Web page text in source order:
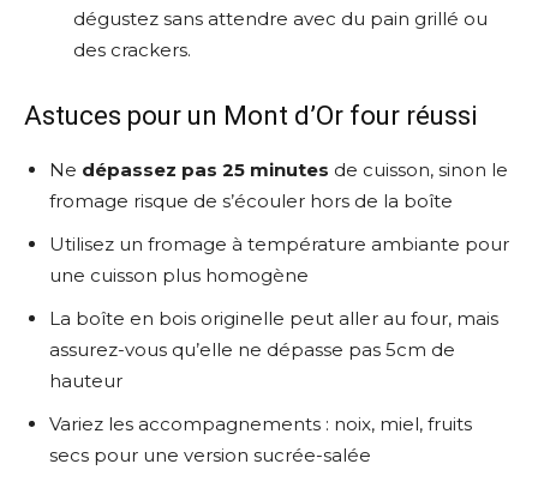
dégustez sans attendre avec du pain grillé ou
des crackers.
Astuces pour un Mont d’Or four réussi
Ne dépassez pas 25 minutes de cuisson, sinon le
fromage risque de s’écouler hors de la boîte
Utilisez un fromage à température ambiante pour
une cuisson plus homogène
La boîte en bois originelle peut aller au four, mais
assurez-vous qu’elle ne dépasse pas 5cm de
hauteur
Variez les accompagnements : noix, miel, fruits
secs pour une version sucrée-salée